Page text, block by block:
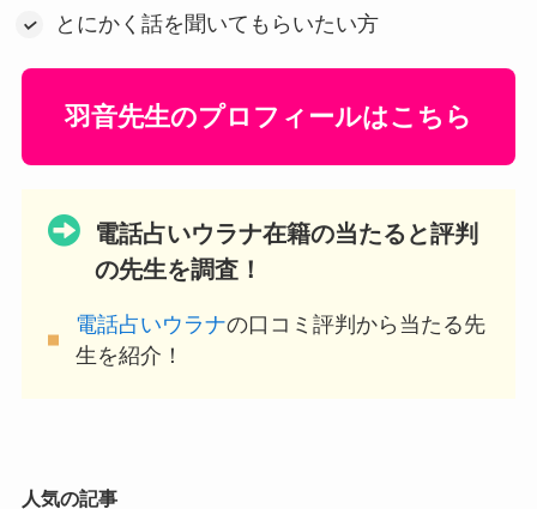
とにかく話を聞いてもらいたい方
羽音先生のプロフィールはこちら
電話占いウラナ在籍の当たると評判
の先生を調査！
電話占いウラナの口コミ評判から当たる先
生を紹介！
人気の記事